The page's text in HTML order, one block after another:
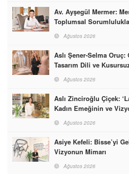
Av. Ayşegül Mermer:
Toplumsal
Ağustos 2026
Aslı Şener-Selma
Tasarım Dili ve
Dünyasına İmzalarını
Ağustos 2026
Aslı Zinciroğlu Çiçek:
Kadın Emeğinin ve
Başarabileceğinin En
Ağustos 2026
Asiye Kefeli: Bisse’yi
Vizyonun Mimarı
Ağustos 2026